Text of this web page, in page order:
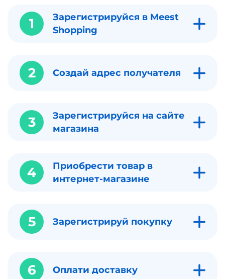
1
Зарегистрируйся в Meest
Shopping
2 Создай адрес получателя
3
Зарегистрируйся на сайте
магазина
4
Приобрести товар в
интернет-магазине
5 Зарегистрируй покупку
6 Оплати доставку